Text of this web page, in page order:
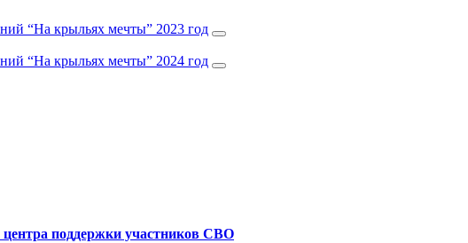
“На крыльях мечты” 2023 год
“На крыльях мечты” 2024 год
поддержки участников СВО